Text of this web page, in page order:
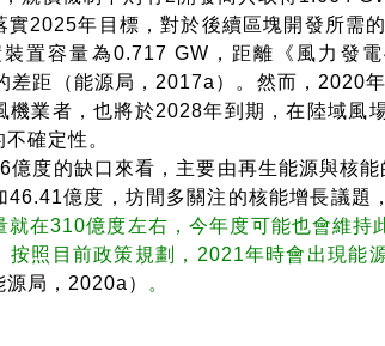
實2025年目標，對於後續區塊開發所需
置容量為0.717 GW，距離《風力發
差距（能源局，2017a）。然而，2020
機業者，也將於2028年到期，在陸域風
確定性。
億度的缺口來看，主要由再生能源與核
億度，坊間多關注的核能增長議題
就在310億度左右，今年度可能也會維
按照目前政策規劃，2021年時會出現能
源局，2020a） 。